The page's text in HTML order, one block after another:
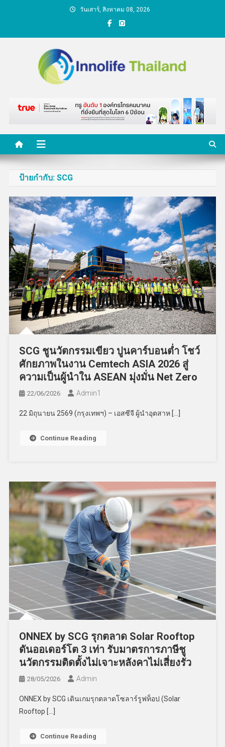
วันเสาร์, สิงหาคม 08, 2026
คนกับความคิด ชีวิตกับ
นวัตกรรม
ป้ายกำกับ: SCG
SCG ชูนวัตกรรมเขียว ปูนคาร์บอนต่ำ โชว์
ศักยภาพในงาน Cemtech ASIA 2026 สู่
ความเป็นผู้นำใน ASEAN มุ่งมั่น Net Zero
22/06/2026 Admin​1
22 มิถุนายน 2569 (กรุงเทพฯ) – เอสซีจี ผู้นำอุตสาห […]
Continue Reading
ONNEX by SCG รุกตลาด Solar Rooftop
ดันออเดอร์โต 3 เท่า รับมาตรการภาษีชู
นวัตกรรมติดตั้งไม่เจาะหลังคาไม่เสี่ยงรั่ว
28/05/2026 Admin
ONNEX by SCG เดินเกมรุกตลาดโซลาร์รูฟท็อป (Solar
Rooftop […]
Continue Reading